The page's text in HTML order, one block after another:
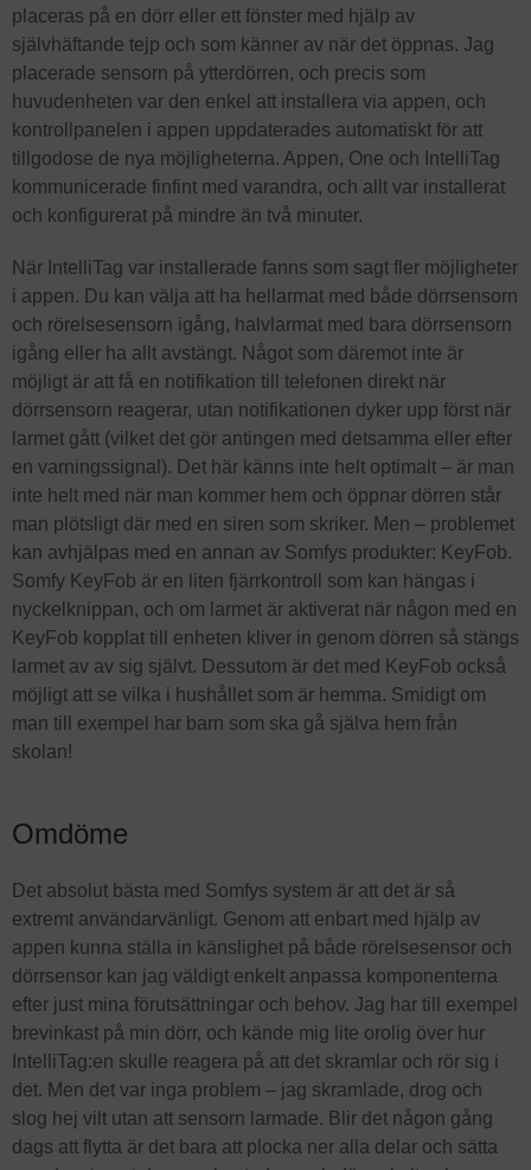
placeras på en dörr eller ett fönster med hjälp av
självhäftande tejp och som känner av när det öppnas. Jag
placerade sensorn på ytterdörren, och precis som
huvudenheten var den enkel att installera via appen, och
kontrollpanelen i appen uppdaterades automatiskt för att
tillgodose de nya möjligheterna. Appen, One och IntelliTag
kommunicerade finfint med varandra, och allt var installerat
och konfigurerat på mindre än två minuter.
När IntelliTag var installerade fanns som sagt fler möjligheter
i appen. Du kan välja att ha hellarmat med både dörrsensorn
och rörelsesensorn igång, halvlarmat med bara dörrsensorn
igång eller ha allt avstängt. Något som däremot inte är
möjligt är att få en notifikation till telefonen direkt när
dörrsensorn reagerar, utan notifikationen dyker upp först när
larmet gått (vilket det gör antingen med detsamma eller efter
en varningssignal). Det här känns inte helt optimalt – är man
inte helt med när man kommer hem och öppnar dörren står
man plötsligt där med en siren som skriker. Men – problemet
kan avhjälpas med en annan av Somfys produkter: KeyFob.
Somfy KeyFob är en liten fjärrkontroll som kan hängas i
nyckelknippan, och om larmet är aktiverat när någon med en
KeyFob kopplat till enheten kliver in genom dörren så stängs
larmet av av sig självt. Dessutom är det med KeyFob också
möjligt att se vilka i hushållet som är hemma. Smidigt om
man till exempel har barn som ska gå själva hem från
skolan!
Omdöme
Det absolut bästa med Somfys system är att det är så
extremt användarvänligt. Genom att enbart med hjälp av
appen kunna ställa in känslighet på både rörelsesensor och
dörrsensor kan jag väldigt enkelt anpassa komponenterna
efter just mina förutsättningar och behov. Jag har till exempel
brevinkast på min dörr, och kände mig lite orolig över hur
IntelliTag:en skulle reagera på att det skramlar och rör sig i
det. Men det var inga problem – jag skramlade, drog och
slog hej vilt utan att sensorn larmade. Blir det någon gång
dags att flytta är det bara att plocka ner alla delar och sätta